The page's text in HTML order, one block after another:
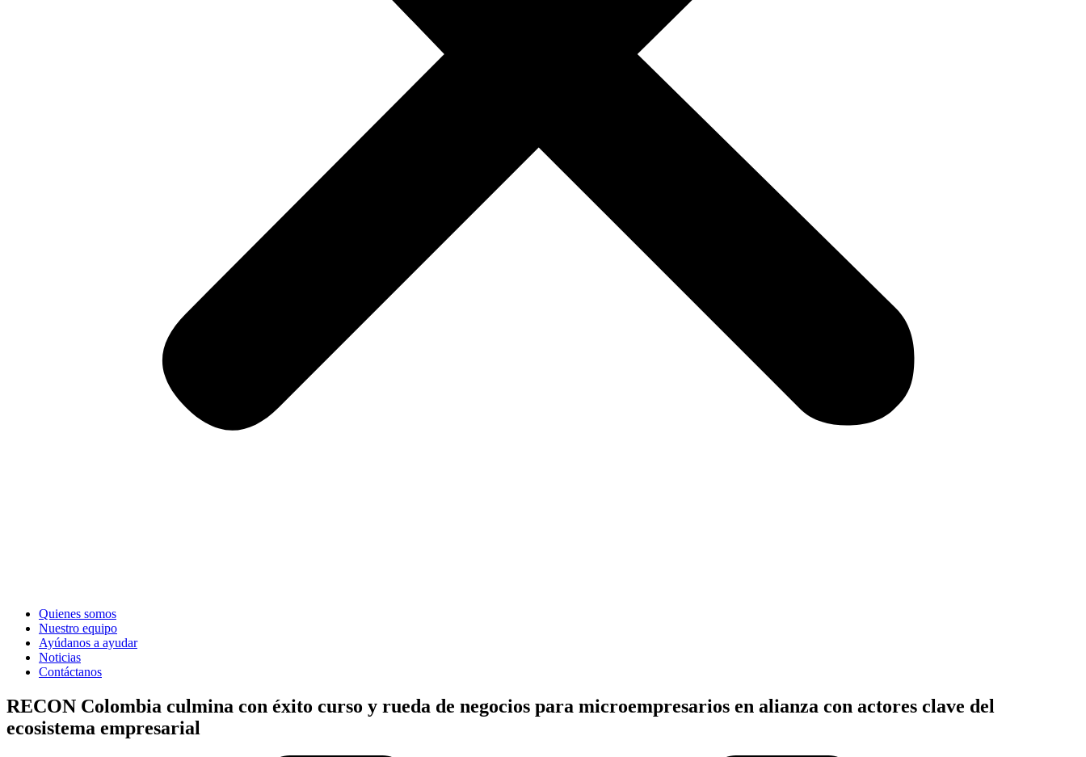
Quienes somos
Nuestro equipo
Ayúdanos a ayudar
Noticias
Contáctanos
RECON Colombia culmina con éxito curso y rueda de negocios para microempresarios en alianza con actores clave del
ecosistema empresarial